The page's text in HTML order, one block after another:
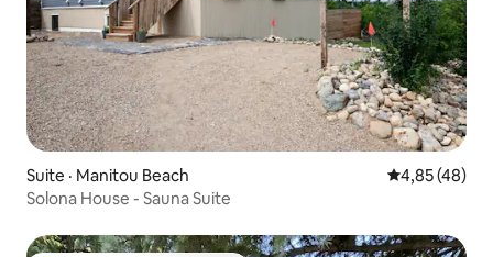
Suite · Manitou Beach Note
4,85 (48)
Solona House - Sauna Suite